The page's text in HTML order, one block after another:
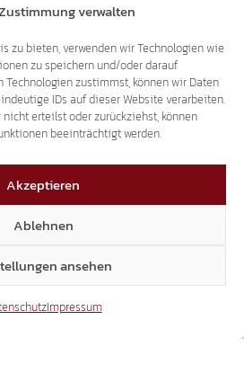
verwalten
zu bieten, verwenden wir Technologien wie
zu speichern und/oder darauf
Technologien zustimmst, können wir Daten
IDs auf dieser Website verarbeiten.
erteilst oder zurückziehst, können
beeinträchtigt werden.
Akzeptieren
Ablehnen
ansehen
Impressum
IM OHR – UNSER TIROLER